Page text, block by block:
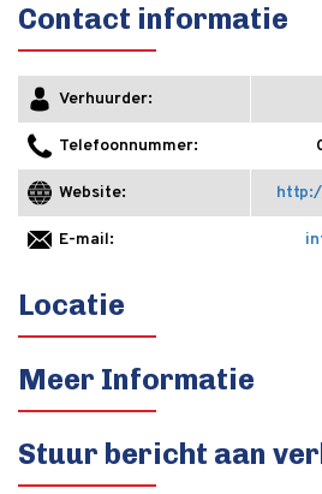
Contact informatie
Verhuurder:
Telefoonnummer:
Website:
E-mail:
Locatie
Meer Informatie
Stuur bericht aan